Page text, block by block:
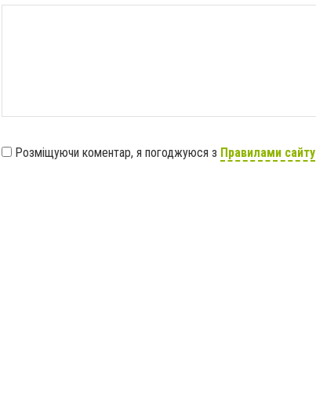
Розміщуючи коментар, я погоджуюся з Правилами сайту